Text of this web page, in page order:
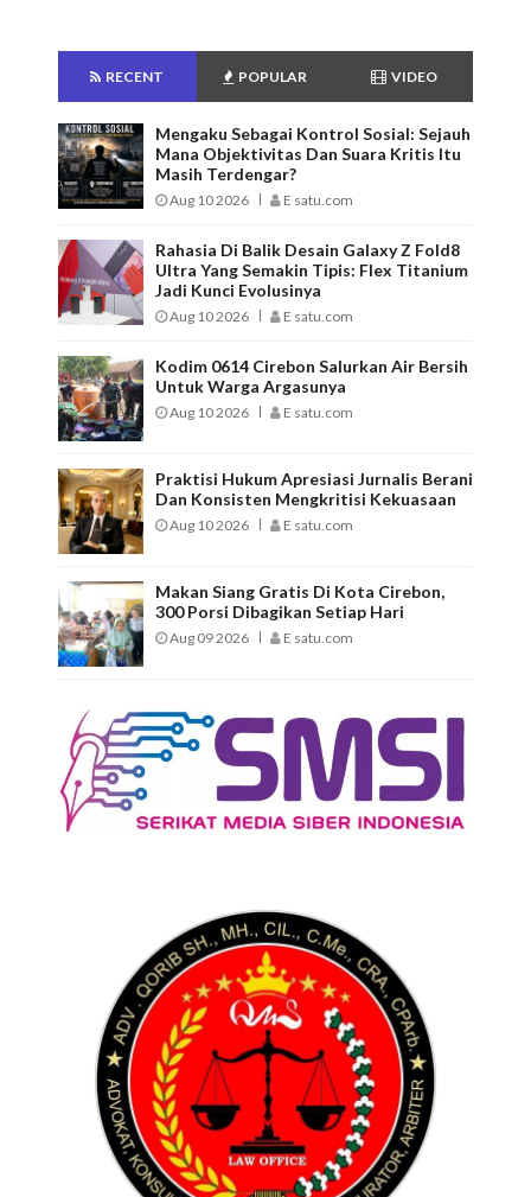
RECENT POPULAR VIDEO
Mengaku Sebagai Kontrol Sosial: Sejauh
Mana Objektivitas Dan Suara Kritis Itu
Masih Terdengar?
Aug 10 2026 E satu.com
Rahasia Di Balik Desain Galaxy Z Fold8
Ultra Yang Semakin Tipis: Flex Titanium
Jadi Kunci Evolusinya
Aug 10 2026 E satu.com
Kodim 0614 Cirebon Salurkan Air Bersih
Untuk Warga Argasunya
Aug 10 2026 E satu.com
Praktisi Hukum Apresiasi Jurnalis Berani
Dan Konsisten Mengkritisi Kekuasaan
Aug 10 2026 E satu.com
Makan Siang Gratis Di Kota Cirebon,
300 Porsi Dibagikan Setiap Hari
Aug 09 2026 E satu.com